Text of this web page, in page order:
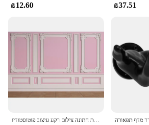
₪12.60 ₪37.51